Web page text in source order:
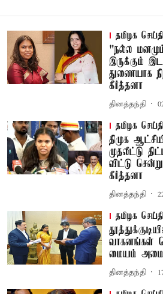
தமிழக
"நல்ல
இருக்கும்
துணையாக
கீர்த்தனா
தினத்தந்தி
தமிழக
திமுக
முதலீட்டு
விட்டு
கீர்த்தனா
தினத்தந்தி
தமிழக
வாகனங்கள்
மையம்
தினத்தந்தி